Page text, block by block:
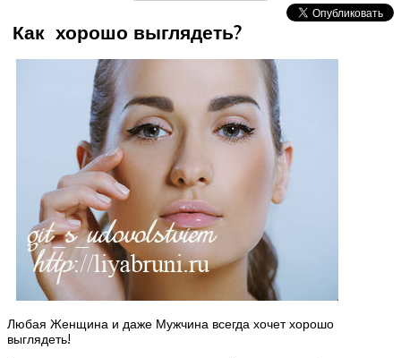
Как хорошо выглядеть?
Любая Женщина и даже Мужчина всегда хочет хорошо
выглядеть!